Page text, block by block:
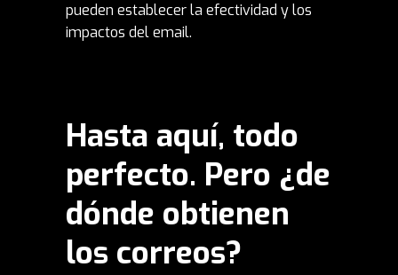
pueden establecer la efectividad y los
impactos del email.
Hasta aquí, todo
perfecto. Pero ¿de
dónde obtienen
los correos?